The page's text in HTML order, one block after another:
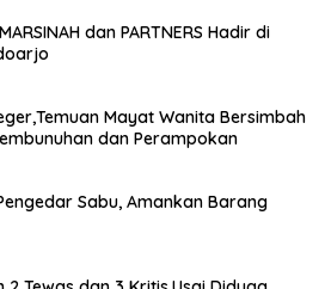
dan PARTNERS Hadir di
Mayat Wanita Bersimbah
dan Perampokan
Sabu, Amankan Barang